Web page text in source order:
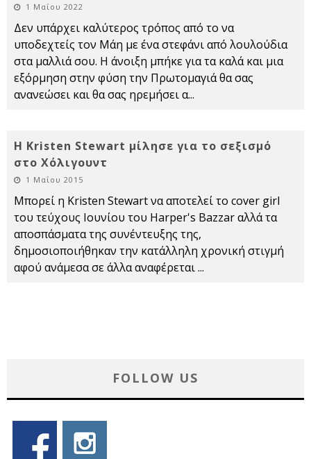
1 Μαΐου 2022
Δεν υπάρχει καλύτερος τρόπος από το να
υποδεχτείς τον Μάη με ένα στεφάνι από λουλούδια
στα μαλλιά σου. Η άνοιξη μπήκε για τα καλά και μια
εξόρμηση στην φύση την Πρωτομαγιά θα σας
ανανεώσει και θα σας ηρεμήσει α...
Η Kristen Stewart μίλησε για το σεξισμό
στο Χόλιγουντ
1 Μαΐου 2015
Μπορεί η Kristen Stewart να αποτελεί το cover girl
του τεύχους Ιουνίου του Harper's Bazzar αλλά τα
αποσπάσματα της συνέντευξης της,
δημοσιοποιήθηκαν την κατάλληλη χρονική στιγμή
αφού ανάμεσα σε άλλα αναφέρεται...
FOLLOW US